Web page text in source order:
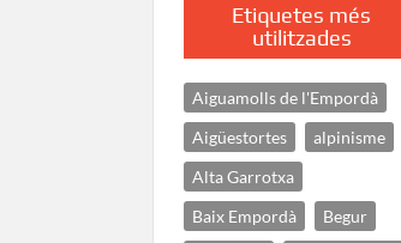
Etiquetes més
utilitzades
Aiguamolls de l'Empordà
Aigüestortes
alpinisme
Alta Garrotxa
Baix Empordà
Begur